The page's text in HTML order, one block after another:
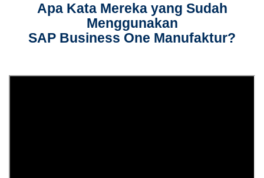
Apa Kata Mereka yang Sudah
Menggunakan
SAP Business One Manufaktur?